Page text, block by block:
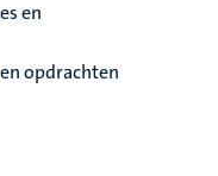
en
opdrachten